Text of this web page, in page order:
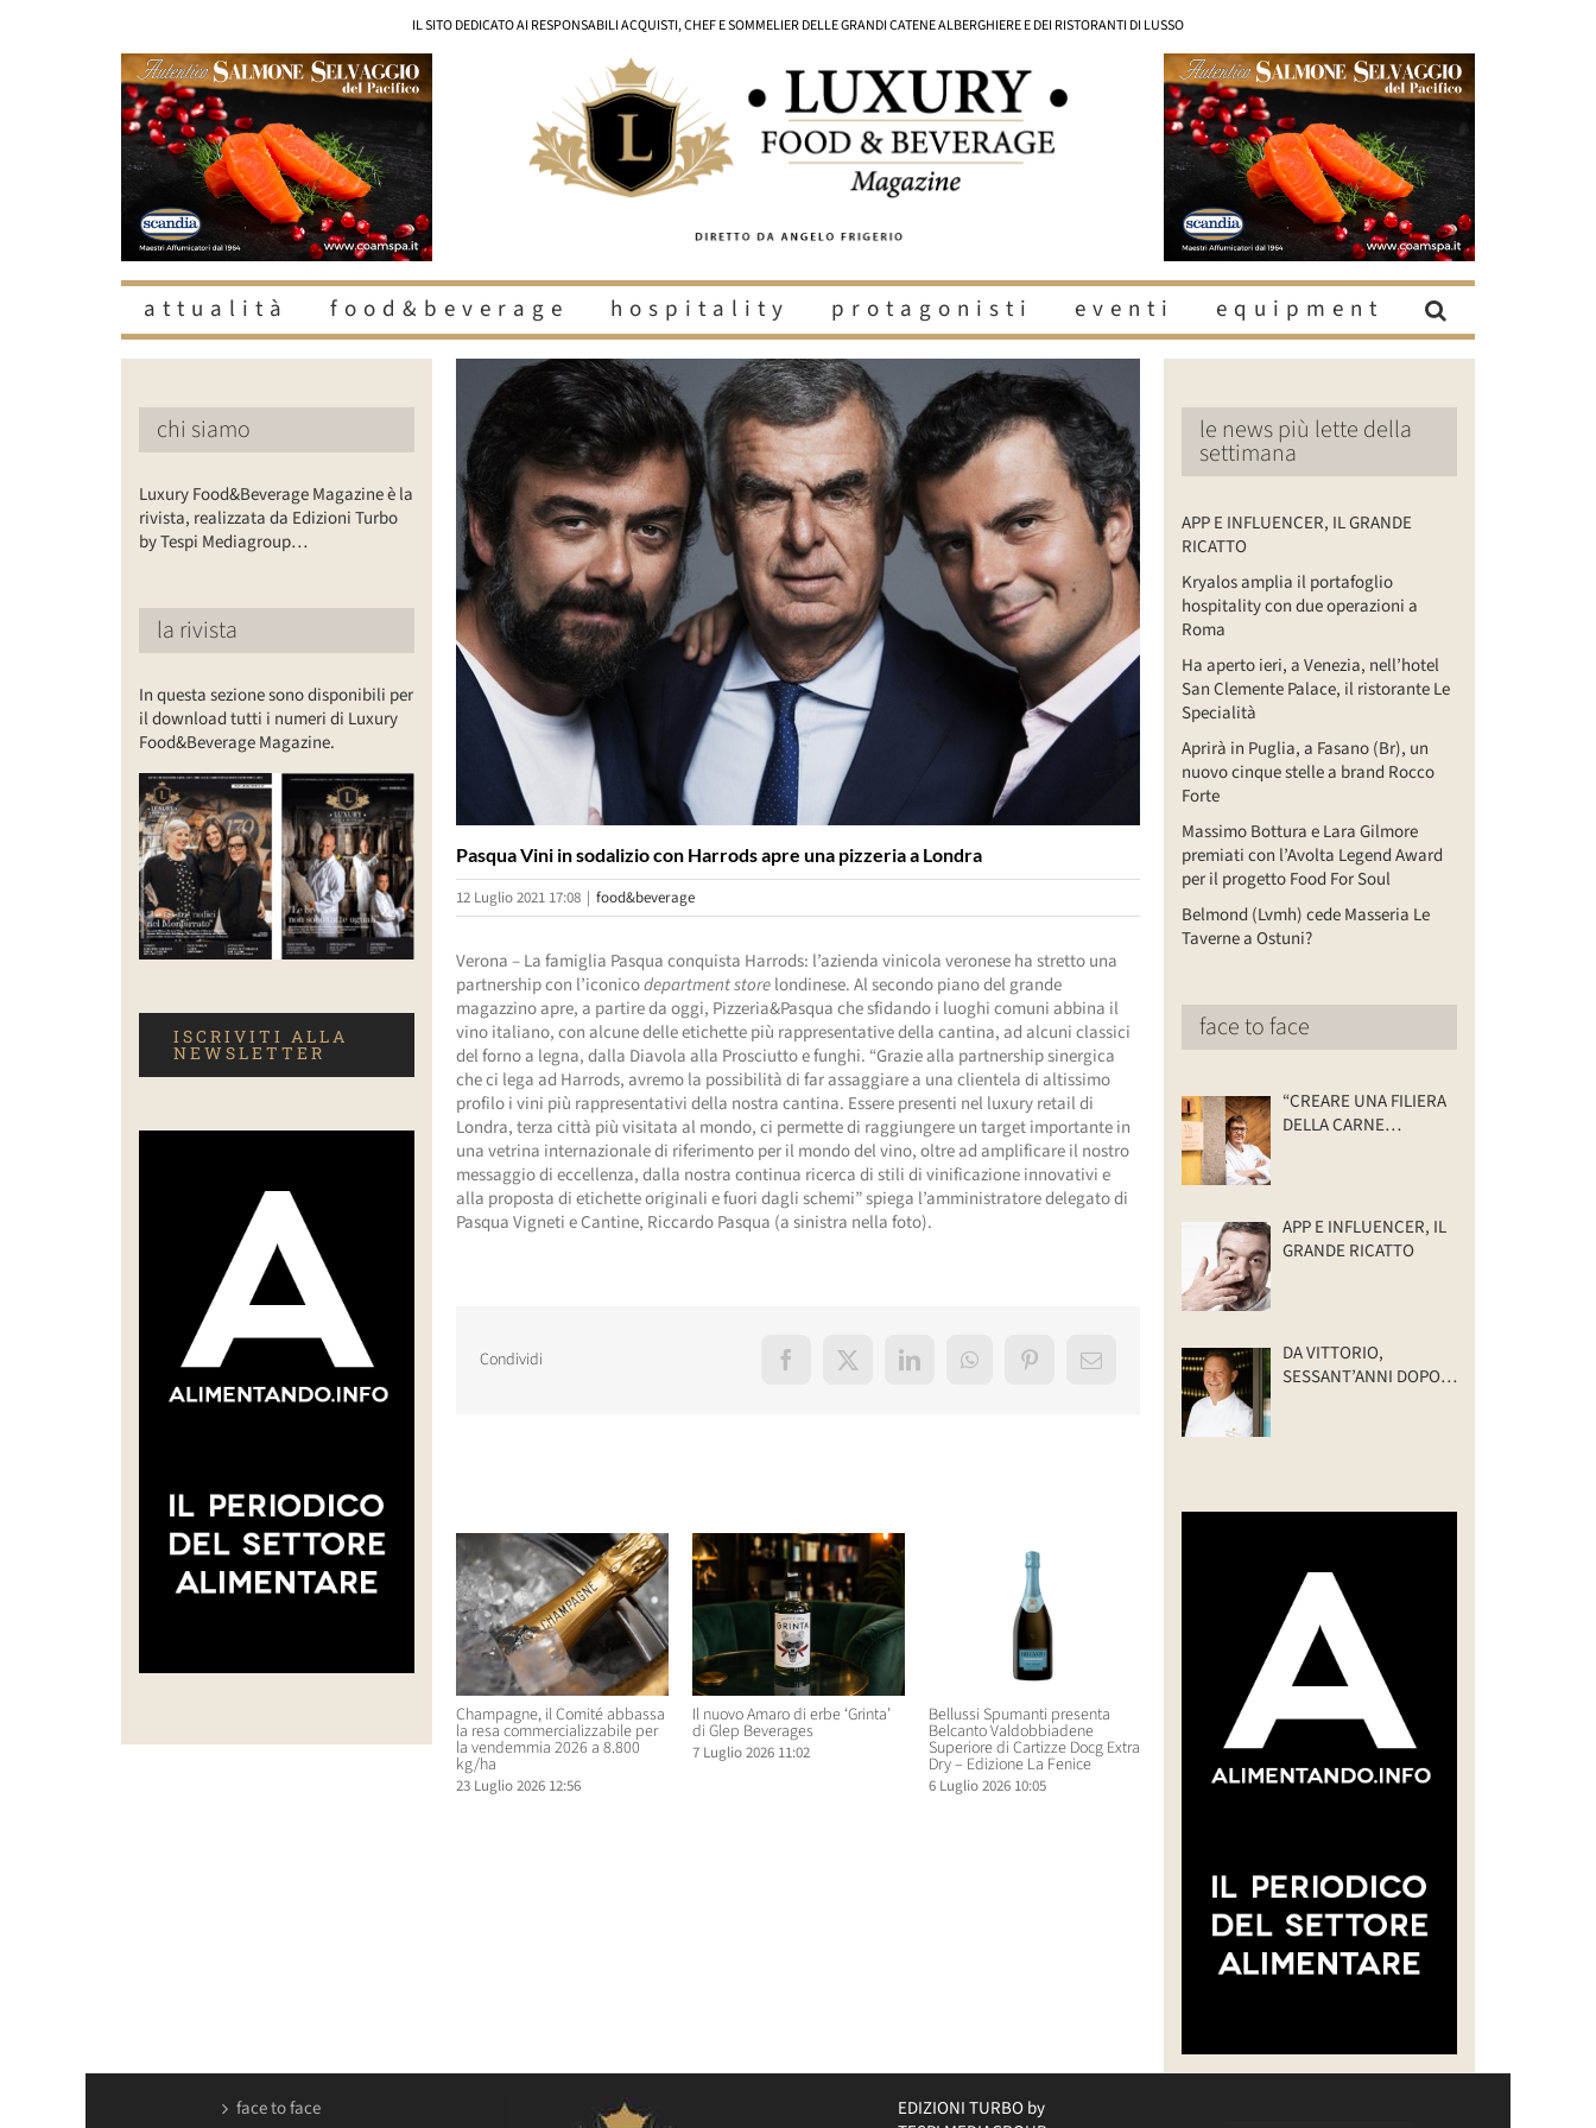
IL SITO DEDICATO AI RESPONSABILI ACQUISTI, CHEF E SOMMELIER DELLE GRANDI CATENE ALBERGHIERE E DEI RISTORANTI DI LUSSO
attualità food&beverage hospitality protagonisti eventi equipment
Ingrandisci
immagine
Pasqua Vini in sodalizio con Harrods apre una pizzeria a Londra
12 Luglio 2021 17:08 | food&beverage
Verona – La famiglia Pasqua conquista Harrods: l’azienda vinicola veronese ha stretto una
partnership con l’iconicodepartment storelondinese. Al secondo piano del grande
magazzino apre, a partire da oggi, Pizzeria&Pasqua che sfidando i luoghi comuni abbina il
vino italiano, con alcune delle etichette più rappresentative della cantina, ad alcuni classici
del forno a legna, dalla Diavola alla Prosciutto e funghi. “Grazie alla partnership sinergica
che ci lega ad Harrods, avremo la possibilità di far assaggiare a una clientela di altissimo
profilo i vini più rappresentativi della nostra cantina. Essere presenti nel luxury retail di
Londra, terza città più visitata al mondo, ci permette di raggiungere un target importante in
una vetrina internazionale di riferimento per il mondo del vino, oltre ad amplificare il nostro
messaggio di eccellenza, dalla nostra continua ricerca di stili di vinificazione innovativi e
alla proposta di etichette originali e fuori dagli schemi” spiega l’amministratore delegato di
Pasqua Vigneti e Cantine, Riccardo Pasqua (a sinistra nella foto).
Condividi Facebook
X LinkedInWhatsAppPinterestEmail
Champagne, il Comité abbassa
la resa commercializzabile per
la vendemmia 2026 a 8.800
kg/ha
23 Luglio 2026 12:56
Il nuovo Amaro di erbe ‘Grinta’
di Glep Beverages
7 Luglio 2026 11:02
Bellussi Spumanti presenta
Belcanto Valdobbiadene
Superiore di Cartizze Docg Extra
Dry – Edizione La Fenice
6 Luglio 2026 10:05
Champagne, il Comité abbassa
la resa commercializzabile per
la vendemmia 2026 a 8.800
23 Luglio 2026 12:56
Il nuovo Amaro di erbe
di Glep Beverages
7 Luglio 2026 11:02
chi siamo
Luxury Food&Beverage Magazine è la
rivista, realizzata da Edizioni Turbo
by Tespi Mediagroup…
la rivista
In questa sezione sono disponibili per
il download tutti i numeri di Luxury
Food&Beverage Magazine.
ISCRIVITI ALLA
NEWSLETTER
le news più lette della
settimana
APP E INFLUENCER, IL GRANDE
RICATTO
Kryalos amplia il portafoglio
hospitality con due operazioni a
Roma
Ha aperto ieri, a Venezia, nell’hotel
San Clemente Palace, il ristorante Le
Specialità
Aprirà in Puglia, a Fasano (Br), un
nuovo cinque stelle a brand Rocco
Forte
Massimo Bottura e Lara Gilmore
premiati con l’Avolta Legend Award
per il progetto Food For Soul
Belmond (Lvmh) cede Masseria Le
Taverne a Ostuni?
face to face
“CREARE UNA FILIERA
DELLA CARNE
APP E INFLUENCER, IL
GRANDE RICATTO
DA VITTORIO,
SESSANT’ANNI DOPO:
face to face
EDIZIONI TURBO by